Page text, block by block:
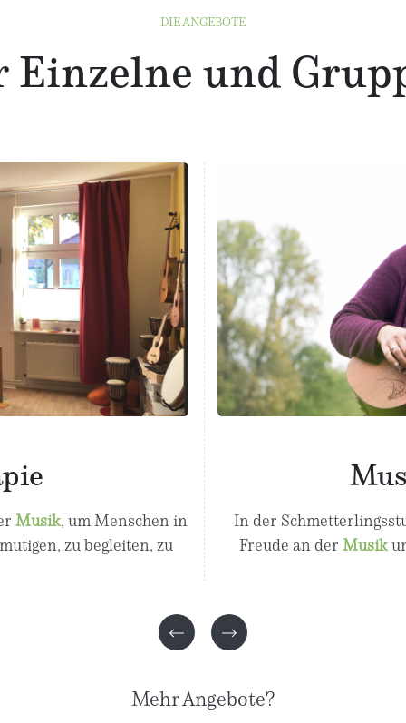
DIE ANGEBOTE
Einzelne und
Musik, um Menschen in
zu begleiten, zu
In der
Freude an der Musik
Mehr Angebote?